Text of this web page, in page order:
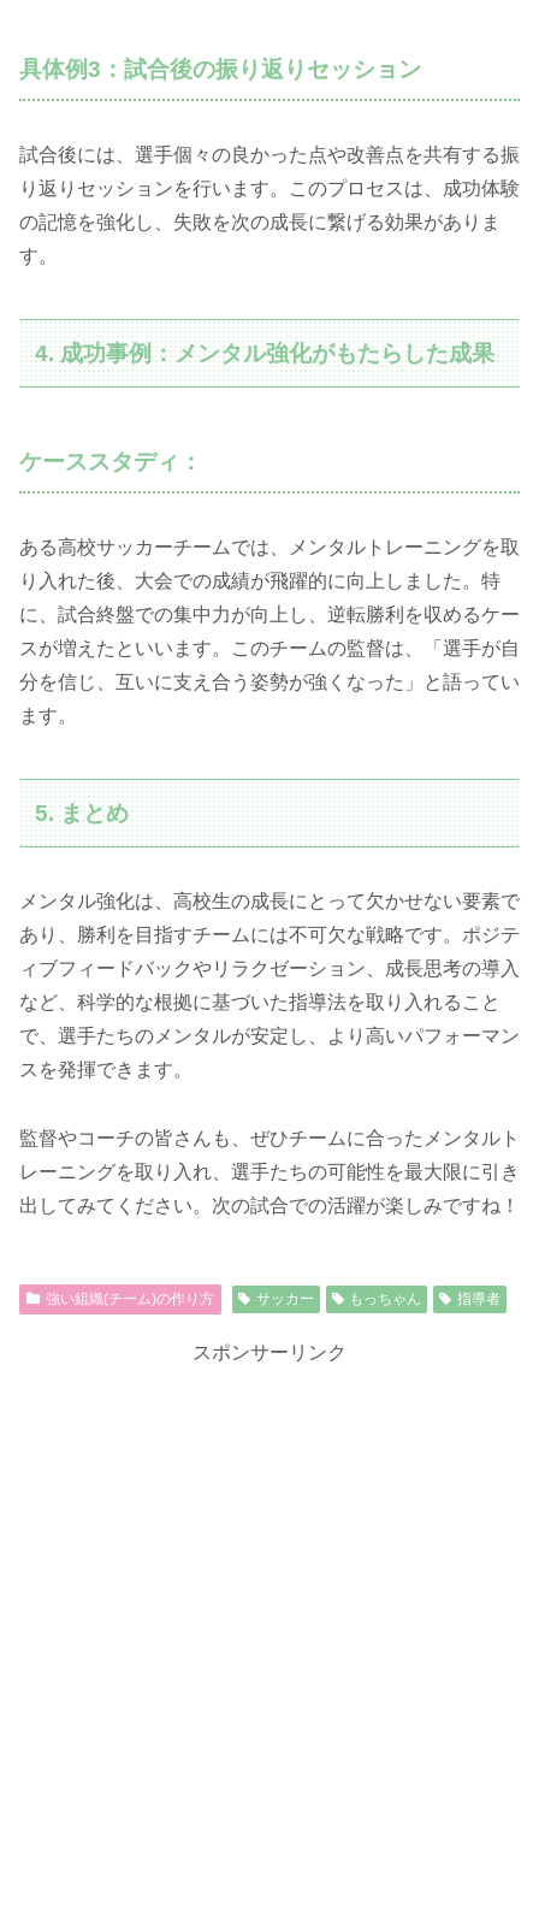
具体例3：試合後の振り返りセッション
試合後には、選手個々の良かった点や改善点を共有する振
り返りセッションを行います。このプロセスは、成功体験
の記憶を強化し、失敗を次の成長に繋げる効果がありま
す。
4. 成功事例：メンタル強化がもたらした成果
ケーススタディ：
ある高校サッカーチームでは、メンタルトレーニングを取
り入れた後、大会での成績が飛躍的に向上しました。特
に、試合終盤での集中力が向上し、逆転勝利を収めるケー
スが増えたといいます。このチームの監督は、「選手が自
分を信じ、互いに支え合う姿勢が強くなった」と語ってい
ます。
5. まとめ
メンタル強化は、高校生の成長にとって欠かせない要素で
あり、勝利を目指すチームには不可欠な戦略です。ポジテ
ィブフィードバックやリラクゼーション、成長思考の導入
など、科学的な根拠に基づいた指導法を取り入れること
で、選手たちのメンタルが安定し、より高いパフォーマン
スを発揮できます。
監督やコーチの皆さんも、ぜひチームに合ったメンタルト
レーニングを取り入れ、選手たちの可能性を最大限に引き
出してみてください。次の試合での活躍が楽しみですね！
強い組織(チーム)の作り方 サッカー もっちゃん 指導者
スポンサーリンク